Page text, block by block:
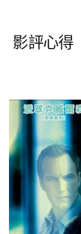
影評心得